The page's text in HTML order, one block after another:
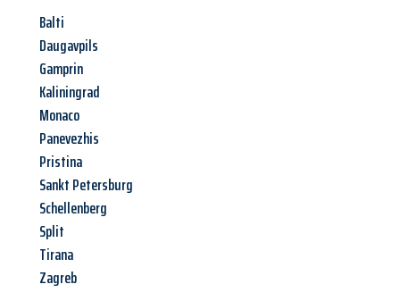
Balti
Daugavpils
Gamprin
Kaliningrad
Monaco
Panevezhis
Pristina
Sankt Petersburg
Schellenberg
Split
Tirana
Zagreb